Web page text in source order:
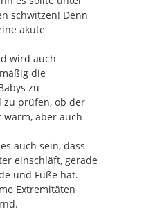
schwitzen! Denn
akute
wird auch
die
zu
prüfen, ob der
warm, aber auch
auch sein, dass
einschläft, gerade
und Füße hat.
Extremitäten